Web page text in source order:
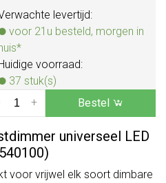
levertijd:
voor 21u besteld, morgen in
voorraad:
37 stuk(s)
+ Bestel
universeel LED
voor vrijwel elk soort dimbare